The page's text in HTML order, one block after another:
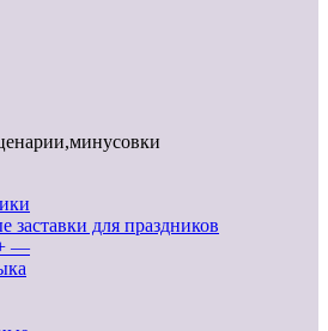
заставки для праздников
—